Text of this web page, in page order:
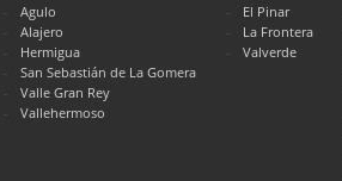
Agulo
Alajero
Hermigua
San Sebastián de La Gomera
Valle Gran Rey
Vallehermoso
El Pinar
La Frontera
Valverde